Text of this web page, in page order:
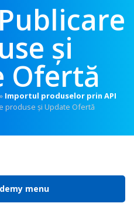
și
Ofertă
Importul produselor prin API
produse și Update Ofertă
menu